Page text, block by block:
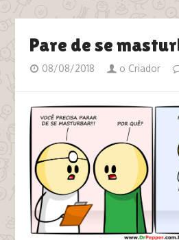
Pare de se
08/08/2018 o Criador